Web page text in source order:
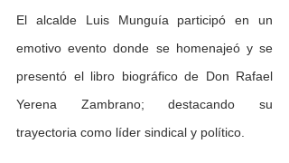
El alcalde Luis Munguía participó en un
emotivo evento donde se homenajeó y se
presentó el libro biográfico de Don Rafael
Yerena Zambrano; destacando su
trayectoria como líder sindical y político.